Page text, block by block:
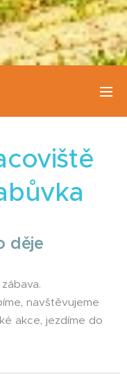
děje
navštěvujeme
akce, jezdíme do